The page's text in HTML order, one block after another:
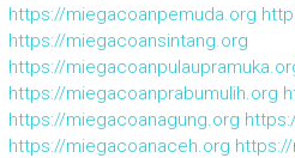
https://miegacoanpemuda.org
https://miegacoansintang.org
https://
https://miegacoanprabumulih.org
https://miegacoanagung.org
https://miegacoanaceh.org